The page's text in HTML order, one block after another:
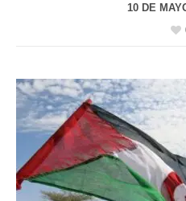
10 DE